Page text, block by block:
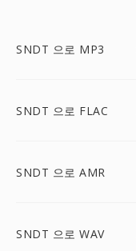
SNDT 으로 MP3
SNDT 으로 FLAC
SNDT 으로 AMR
SNDT 으로 WAV